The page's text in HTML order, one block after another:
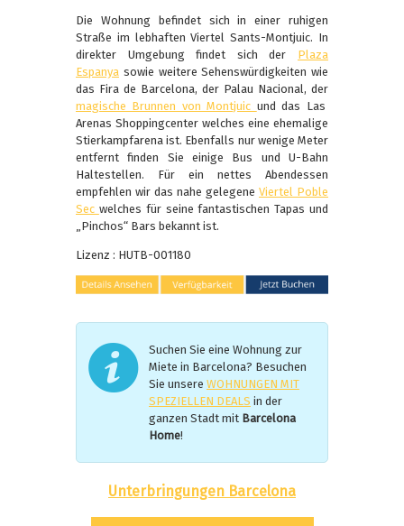
Die Wohnung befindet sich in einer ruhigen
Straße im lebhaften Viertel Sants-Montjuic. In
direkter Umgebung findet sich der Plaza
Espanya sowie weitere Sehenswürdigkeiten wie
das Fira de Barcelona, der Palau Nacional, der
magische Brunnen von Montjuic und das Las
Arenas Shoppingcenter welches eine ehemalige
Stierkampfarena ist. Ebenfalls nur wenige Meter
entfernt finden Sie einige Bus und U-Bahn
Haltestellen. Für ein nettes Abendessen
empfehlen wir das nahe gelegene Viertel Poble
Sec welches für seine fantastischen Tapas und
„Pinchos“ Bars bekannt ist.
Lizenz : HUTB-001180
Suchen Sie eine Wohnung zur
Miete in Barcelona? Besuchen
Sie unsere WOHNUNGEN MIT
SPEZIELLEN DEALS in der
ganzen Stadt mit Barcelona
Home!
Unterbringungen Barcelona